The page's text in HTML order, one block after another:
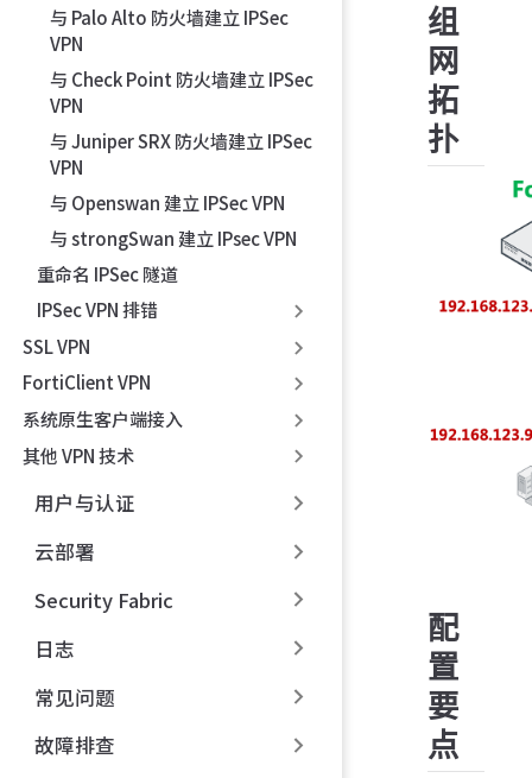
与 Palo Alto 防火墙建立 IPSec
VPN
与 Check Point 防火墙建立 IPSec
VPN
与 Juniper SRX 防火墙建立 IPSec
VPN
与 Openswan 建立 IPSec VPN
与 strongSwan 建立 IPsec VPN
重命名 IPSec 隧道
IPSec VPN 排错
SSL VPN
FortiClient VPN
系统原生客户端接入
其他 VPN 技术
用户与认证
云部署
Security Fabric
日志
常见问题
故障排查
组
网
拓
扑
配
置
要
点